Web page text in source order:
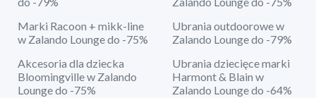
Marki Racoon + mikk-line
w Zalando Lounge do -75%
Ubrania outdoorowe w
Zalando Lounge do -79%
Akcesoria dla dziecka
Bloomingville w Zalando
Lounge do -75%
Ubrania dziecięce marki
Harmont & Blain w
Zalando Lounge do -64%